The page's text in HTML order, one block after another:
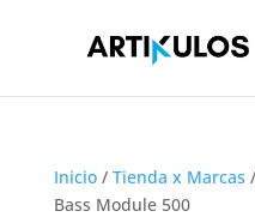
Inicio/ Tienda x Marcas /
Bass Module 500